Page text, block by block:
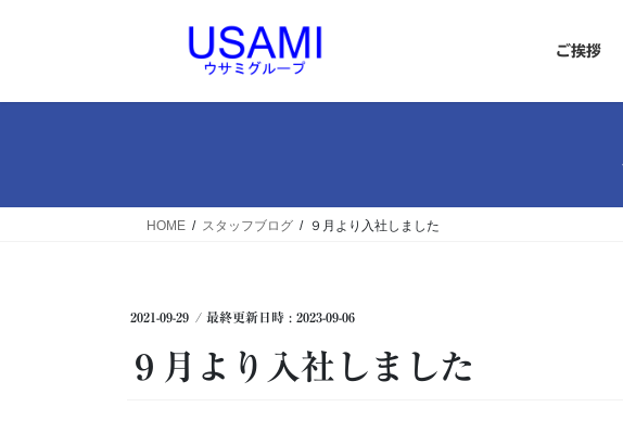
ご挨拶
HOME スタッフブログ ９月より入社しました
2021-09-29 / 最終更新日時 : 2023-09-06
９月より入社しました